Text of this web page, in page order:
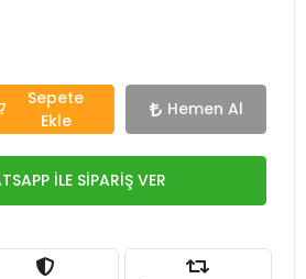
Sepete
Ekle
Hemen Al
İLE SİPARİŞ VER